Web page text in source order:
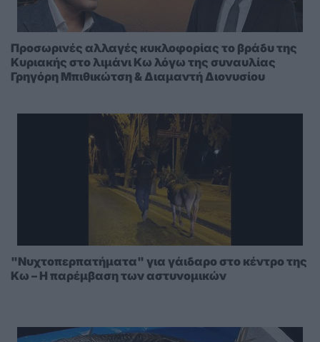
Προσωρινές αλλαγές κυκλοφορίας το βράδυ της
Κυριακής στο λιμάνι Κω λόγω της συναυλίας
Γρηγόρη Μπιθικώτση & Διαμαντή Διονυσίου
"Νυχτοπερπατήματα" για γάιδαρο στο κέντρο της
Κω – Η παρέμβαση των αστυνομικών